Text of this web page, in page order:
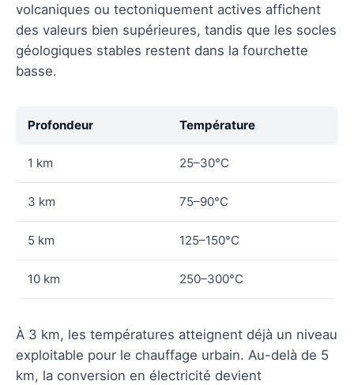
volcaniques ou tectoniquement actives affichent
des valeurs bien supérieures, tandis que les socles
géologiques stables restent dans la fourchette
basse.
Profondeur Température
1 km 25–30°C
3 km 75–90°C
5 km 125–150°C
10 km 250–300°C
À 3 km, les températures atteignent déjà un niveau
exploitable pour le chauffage urbain. Au-delà de 5
km, la conversion en électricité devient